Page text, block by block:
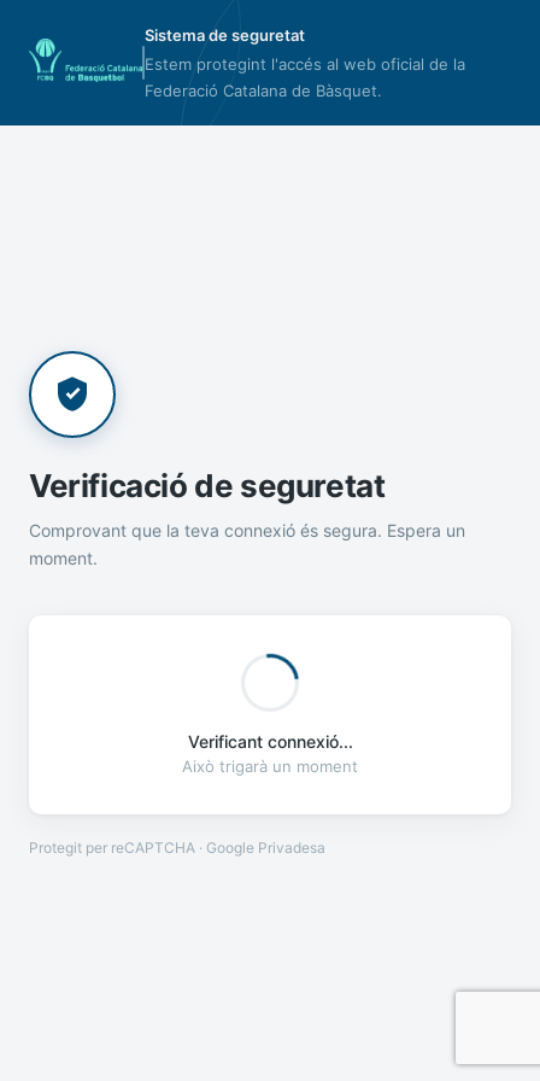
Sistema de seguretat
Estem protegint l'accés al web oficial de la
Federació Catalana de Bàsquet.
Verificació de seguretat
Comprovant que la teva connexió és segura. Espera un
moment.
Verificant connexió...
Això trigarà un moment
Protegit per reCAPTCHA · Google Privadesa